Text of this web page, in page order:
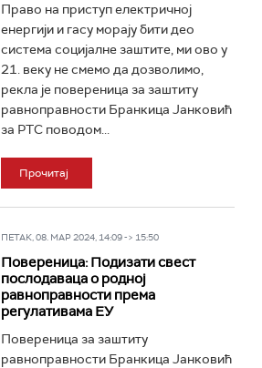
Право на приступ електричној
енергији и гасу морају бити део
система социјалне заштите, ми ово у
21. веку не смемо да дозволимо,
рекла је повереница за заштиту
равноправности Бранкица Јанковић
за РТС поводом...
Прочитај
ПЕТАК, 08. МАР 2024, 14:09 -> 15:50
Повереница: Подизати свест
послодаваца о родној
равноправности према
регулативама ЕУ
Повереница за заштиту
равноправности Бранкица Јанковић